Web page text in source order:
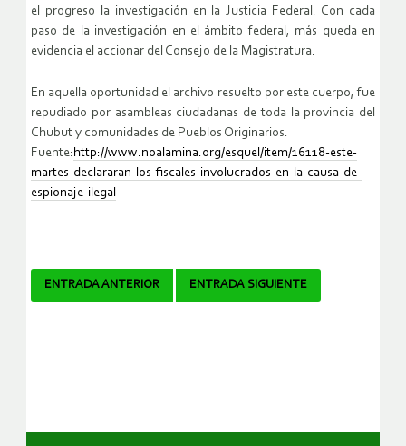
el progreso la investigación en la Justicia Federal. Con cada
paso de la investigación en el ámbito federal, más queda en
evidencia el accionar del Consejo de la Magistratura.
En aquella oportunidad el archivo resuelto por este cuerpo, fue
repudiado por asambleas ciudadanas de toda la provincia del
Chubut y comunidades de Pueblos Originarios.
Fuente: http://www.noalamina.org/esquel/item/16118-este-
martes-declararan-los-fiscales-involucrados-en-la-causa-de-
espionaje-ilegal
Navegador
ENTRADA ANTERIOR ENTRADA SIGUIENTE